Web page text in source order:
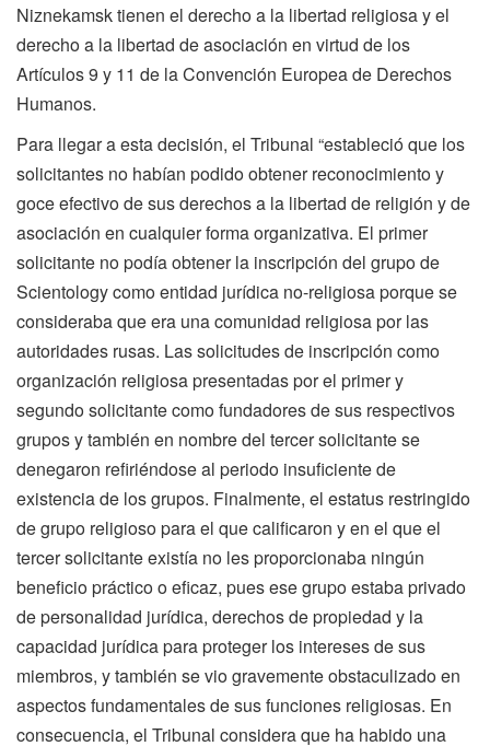
Niznekamsk tienen el derecho a la libertad religiosa y el
derecho a la libertad de asociación en virtud de los
Artículos 9 y 11 de la Convención Europea de Derechos
Humanos.
Para llegar a esta decisión, el Tribunal “estableció que los
solicitantes no habían podido obtener reconocimiento y
goce efectivo de sus derechos a la libertad de religión y de
asociación en cualquier forma organizativa. El primer
solicitante no podía obtener la inscripción del grupo de
Scientology como entidad jurídica no-religiosa porque se
consideraba que era una comunidad religiosa por las
autoridades rusas. Las solicitudes de inscripción como
organización religiosa presentadas por el primer y
segundo solicitante como fundadores de sus respectivos
grupos y también en nombre del tercer solicitante se
denegaron refiriéndose al periodo insuficiente de
existencia de los grupos. Finalmente, el estatus restringido
de grupo religioso para el que calificaron y en el que el
tercer solicitante existía no les proporcionaba ningún
beneficio práctico o eficaz, pues ese grupo estaba privado
de personalidad jurídica, derechos de propiedad y la
capacidad jurídica para proteger los intereses de sus
miembros, y también se vio gravemente obstaculizado en
aspectos fundamentales de sus funciones religiosas. En
consecuencia, el Tribunal considera que ha habido una